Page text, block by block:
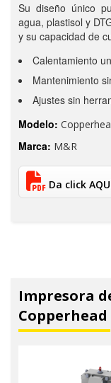
Su diseño único
agua, plastisol y
y su capacidad de
Calentamiento
Mantenimiento
Ajustes sin
Modelo:
Marca: M&R
Da click
Impresora